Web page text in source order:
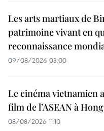
Les arts martiaux de
patrimoine vivant en
reconnaissance
09/08/2026 03:00
Le cinéma vietnamien
film de l’ASEAN à
08/08/2026 11:10